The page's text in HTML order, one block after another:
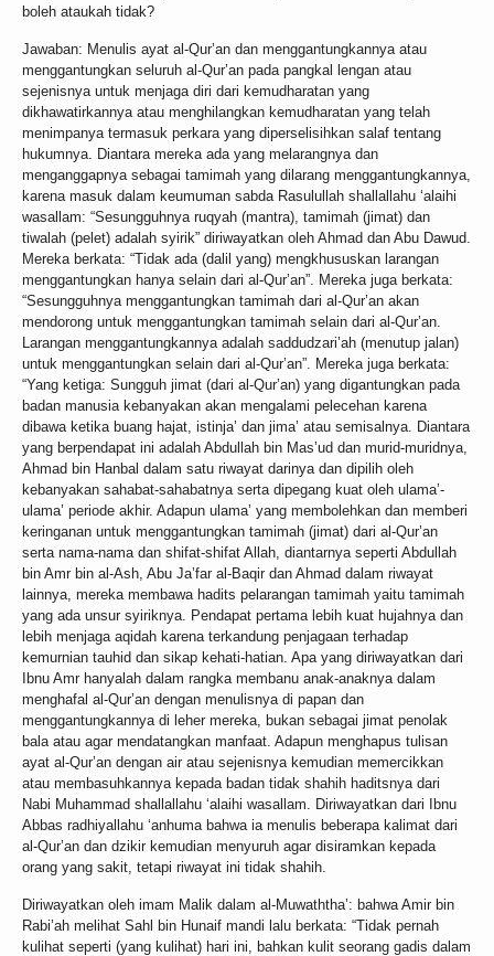
boleh ataukah tidak?
Jawaban: Menulis ayat al-Qur’an dan menggantungkannya atau
menggantungkan seluruh al-Qur’an pada pangkal lengan atau
sejenisnya untuk menjaga diri dari kemudharatan yang
dikhawatirkannya atau menghilangkan kemudharatan yang telah
menimpanya termasuk perkara yang diperselisihkan salaf tentang
hukumnya. Diantara mereka ada yang melarangnya dan
menganggapnya sebagai tamimah yang dilarang menggantungkannya,
karena masuk dalam keumuman sabda Rasulullah shallallahu ‘alaihi
wasallam: “Sesungguhnya ruqyah (mantra), tamimah (jimat) dan
tiwalah (pelet) adalah syirik” diriwayatkan oleh Ahmad dan Abu Dawud.
Mereka berkata: “Tidak ada (dalil yang) mengkhususkan larangan
menggantungkan hanya selain dari al-Qur’an”. Mereka juga berkata:
“Sesungguhnya menggantungkan tamimah dari al-Qur’an akan
mendorong untuk menggantungkan tamimah selain dari al-Qur’an.
Larangan menggantungkannya adalah saddudzari’ah (menutup jalan)
untuk menggantungkan selain dari al-Qur’an”. Mereka juga berkata:
“Yang ketiga: Sungguh jimat (dari al-Qur’an) yang digantungkan pada
badan manusia kebanyakan akan mengalami pelecehan karena
dibawa ketika buang hajat, istinja’ dan jima’ atau semisalnya. Diantara
yang berpendapat ini adalah Abdullah bin Mas’ud dan murid-muridnya,
Ahmad bin Hanbal dalam satu riwayat darinya dan dipilih oleh
kebanyakan sahabat-sahabatnya serta dipegang kuat oleh ulama’-
ulama’ periode akhir. Adapun ulama’ yang membolehkan dan memberi
keringanan untuk menggantungkan tamimah (jimat) dari al-Qur’an
serta nama-nama dan shifat-shifat Allah, diantarnya seperti Abdullah
bin Amr bin al-Ash, Abu Ja’far al-Baqir dan Ahmad dalam riwayat
lainnya, mereka membawa hadits pelarangan tamimah yaitu tamimah
yang ada unsur syiriknya. Pendapat pertama lebih kuat hujahnya dan
lebih menjaga aqidah karena terkandung penjagaan terhadap
kemurnian tauhid dan sikap kehati-hatian. Apa yang diriwayatkan dari
Ibnu Amr hanyalah dalam rangka membanu anak-anaknya dalam
menghafal al-Qur’an dengan menulisnya di papan dan
menggantungkannya di leher mereka, bukan sebagai jimat penolak
bala atau agar mendatangkan manfaat. Adapun menghapus tulisan
ayat al-Qur’an dengan air atau sejenisnya kemudian memercikkan
atau membasuhkannya kepada badan tidak shahih haditsnya dari
Nabi Muhammad shallallahu ‘alaihi wasallam. Diriwayatkan dari Ibnu
Abbas radhiyallahu ‘anhuma bahwa ia menulis beberapa kalimat dari
al-Qur’an dan dzikir kemudian menyuruh agar disiramkan kepada
orang yang sakit, tetapi riwayat ini tidak shahih.
Diriwayatkan oleh imam Malik dalam al-Muwaththa’: bahwa Amir bin
Rabi’ah melihat Sahl bin Hunaif mandi lalu berkata: “Tidak pernah
kulihat seperti (yang kulihat) hari ini, bahkan kulit seorang gadis dalam